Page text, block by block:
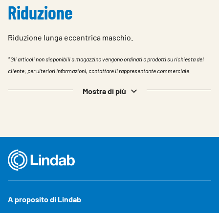
Su Tecnovent
Log in
Scegliere la lingua
Riduzione
Riduzione lunga eccentrica maschio.
*Gli articoli non disponibili a magazzino vengono ordinati o prodotti su richiesta del
cliente; per ulteriori informazioni, contattare il rappresentante commerciale.
Mostra di più
A proposito di Lindab